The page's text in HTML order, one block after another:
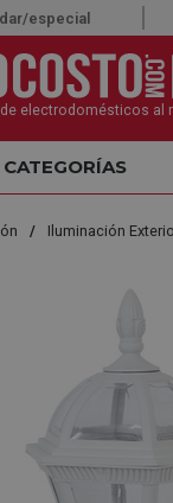
especial
electrodomésticos al
Iluminación